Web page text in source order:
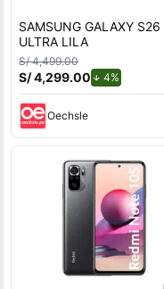
SAMSUNG GALAXY S26
ULTRA LILA
S/ 4,499.00
S/ 4,299.00 4%
Oechsle